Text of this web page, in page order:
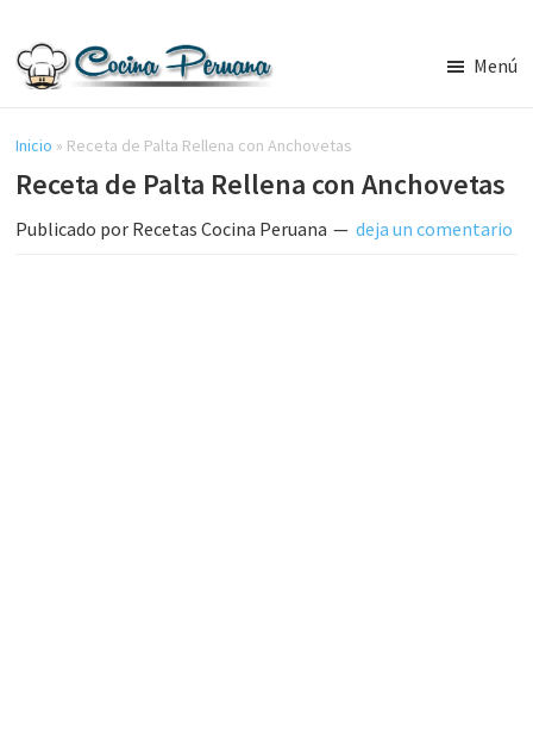
contenido
lateral
principal
Cocina
Peruana,
Recetas
de
Comida
Menú
Inicio » Receta de Palta Rellena con Anchovetas
Receta de Palta Rellena con Anchovetas
Publicado por Recetas Cocina Peruana deja un comentario